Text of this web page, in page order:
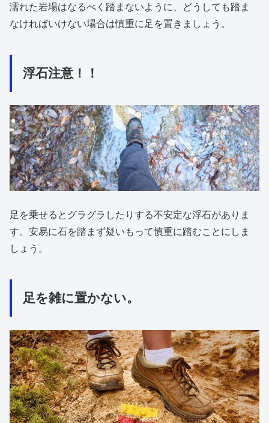
濡れた岩場はなるべく踏まないように、どうしても踏ま
なければいけない場合は慎重に足を置きましょう。
浮石注意！！
足を乗せるとグラグラしたりする不安定な浮石がありま
す。安易に石を踏まず疑いもって慎重に踏むことにしま
しょう。
足を雑に置かない。